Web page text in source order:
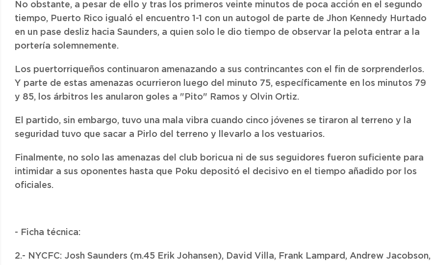
No obstante, a pesar de ello y tras los primeros veinte minutos de poca acción en el segundo
tiempo, Puerto Rico igualó el encuentro 1-1 con un autogol de parte de Jhon Kennedy Hurtado
en un pase desliz hacia Saunders, a quien solo le dio tiempo de observar la pelota entrar a la
portería solemnemente.
Los puertorriqueños continuaron amenazando a sus contrincantes con el fin de sorprenderlos.
Y parte de estas amenazas ocurrieron luego del minuto 75, específicamente en los minutos 79
y 85, los árbitros les anularon goles a "Pito" Ramos y Olvin Ortiz.
El partido, sin embargo, tuvo una mala vibra cuando cinco jóvenes se tiraron al terreno y la
seguridad tuvo que sacar a Pirlo del terreno y llevarlo a los vestuarios.
Finalmente, no solo las amenazas del club boricua ni de sus seguidores fueron suficiente para
intimidar a sus oponentes hasta que Poku depositó el decisivo en el tiempo añadido por los
oficiales.
- Ficha técnica:
2.- NYCFC: Josh Saunders (m.45 Erik Johansen), David Villa, Frank Lampard, Andrew Jacobson,